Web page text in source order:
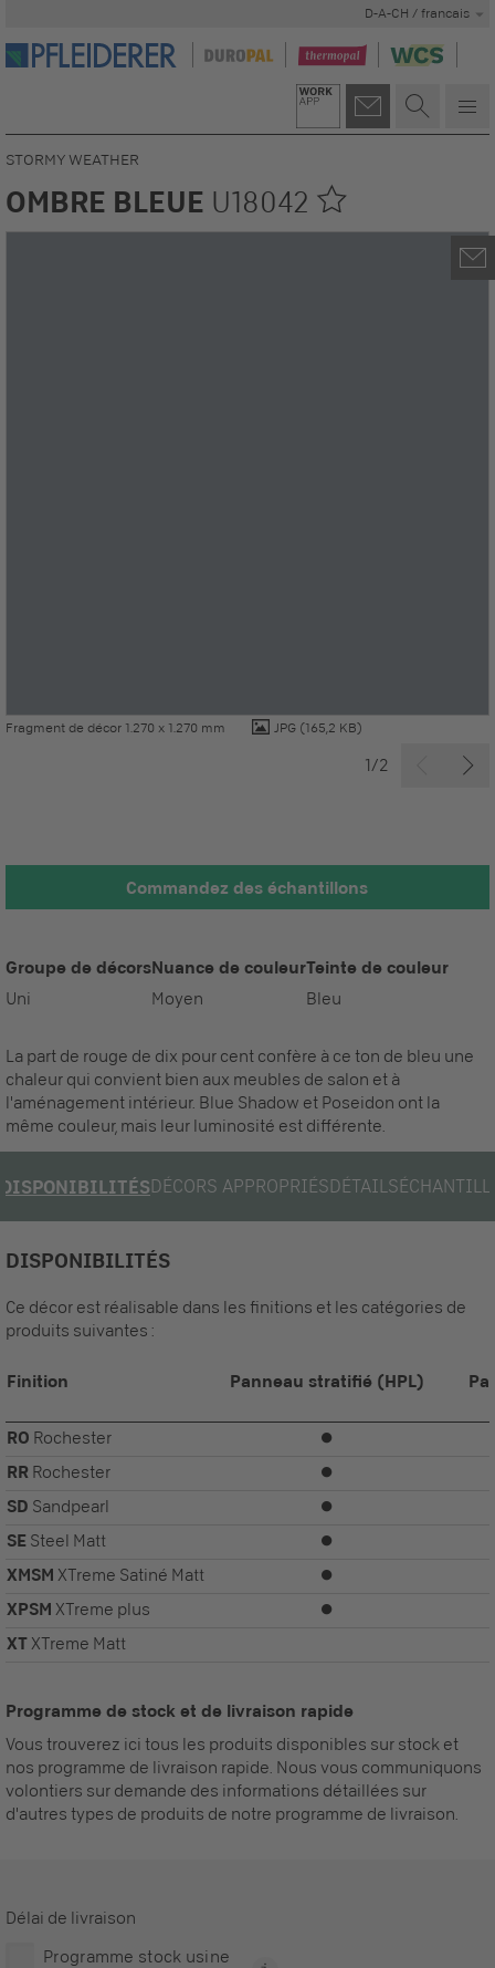
D-A-CH / francais
Fragment de décor 1.270 x 1.270 mm JPG (165,2 KB)
1/2
STORMY WEATHER
OMBRE BLEUE U18042
Commandez des échantillons
Groupe de décors
Uni
Nuance de couleur
Moyen
Teinte de couleur
Bleu
La part de rouge de dix pour cent confère à ce ton de bleu une
chaleur qui convient bien aux meubles de salon et à
l'aménagement intérieur. Blue Shadow et Poseidon ont la
même couleur, mais leur luminosité est différente.
DISPONIBILITÉSDÉCORS APPROPRIÉSDÉTAILS
DISPONIBILITÉS
Ce décor est réalisable dans les finitions et les catégories de
produits suivantes :
Finition Panneau stratifié (HPL)
RO Rochester ⏺
RR Rochester ⏺
SD Sandpearl ⏺
SE Steel Matt ⏺
XMSM XTreme Satiné Matt ⏺
XPSM XTreme plus ⏺
XTXTreme Matt
Programme de stock et de livraison rapide
Vous trouverez ici tous les produits disponibles sur stock et
nos programme de livraison rapide. Nous vous communiquons
volontiers sur demande des informations détaillées sur
d'autres types de produits de notre programme de livraison.
Délai de livraison
Programme stock usine